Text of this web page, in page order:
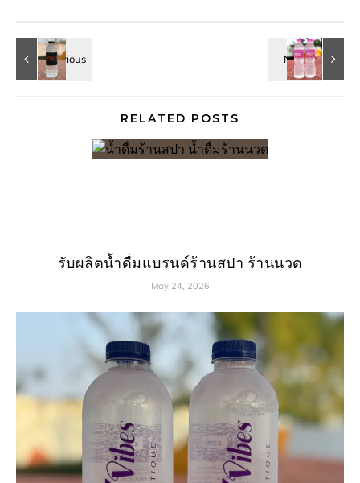
RELATED POSTS
รับผลิตน้ำดื่มแบรนด์ร้านสปา ร้านนวด
May 24, 2026